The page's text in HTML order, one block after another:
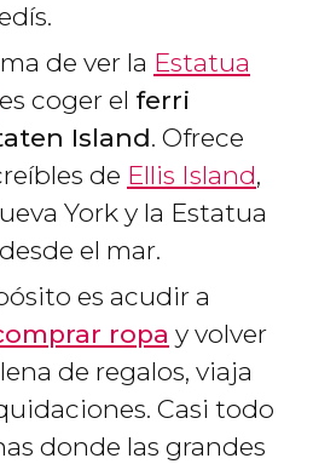
de ver la Estatua
es coger el ferri
Island. Ofrece
de Ellis Island,
York y la Estatua
el mar.
es acudir a
ropa y volver
de regalos, viaja
Casi todo
donde las grandes